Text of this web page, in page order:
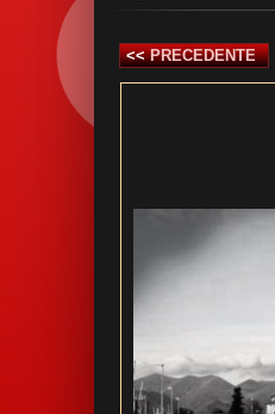
<< PRECEDENTE